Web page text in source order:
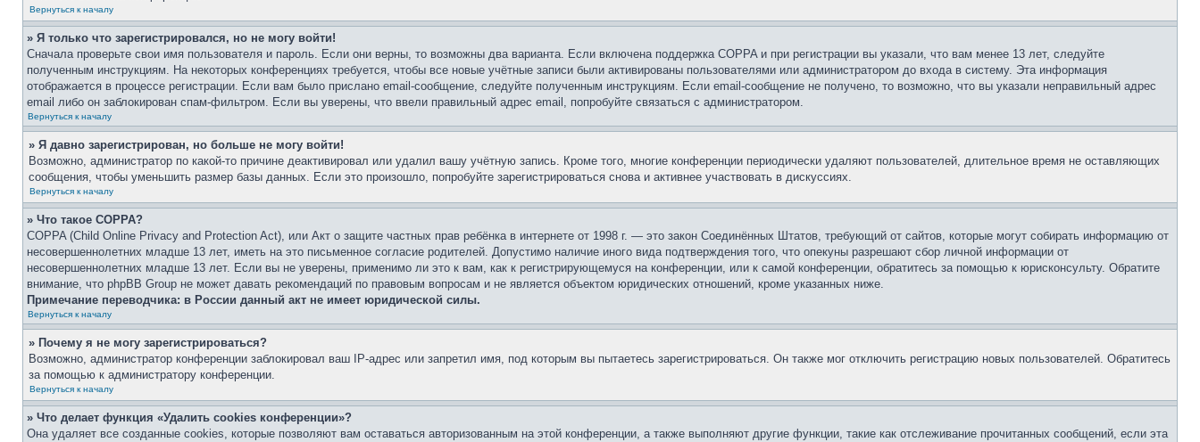
Вернуться к началу
» Я только что зарегистрировался, но не могу войти!
Сначала проверьте свои имя пользователя и пароль. Если они верны, то возможны два варианта. Если включена поддержка COPPA и при регистрации вы указали, что вам менее 13 лет, следуйте
полученным инструкциям. На некоторых конференциях требуется, чтобы все новые учётные записи были активированы пользователями или администратором до входа в систему. Эта информация
отображается в процессе регистрации. Если вам было прислано email-сообщение, следуйте полученным инструкциям. Если email-сообщение не получено, то возможно, что вы указали неправильный адрес
email либо он заблокирован спам-фильтром. Если вы уверены, что ввели правильный адрес email, попробуйте связаться с администратором.
Вернуться к началу
» Я давно зарегистрирован, но больше не могу войти!
Возможно, администратор по какой-то причине деактивировал или удалил вашу учётную запись. Кроме того, многие конференции периодически удаляют пользователей, длительное время не оставляющих
сообщения, чтобы уменьшить размер базы данных. Если это произошло, попробуйте зарегистрироваться снова и активнее участвовать в дискуссиях.
Вернуться к началу
» Что такое COPPA?
COPPA (Child Online Privacy and Protection Act), или Акт о защите частных прав ребёнка в интернете от 1998 г. — это закон Соединённых Штатов, требующий от сайтов, которые могут собирать информацию от
несовершеннолетних младше 13 лет, иметь на это письменное согласие родителей. Допустимо наличие иного вида подтверждения того, что опекуны разрешают сбор личной информации от
несовершеннолетних младше 13 лет. Если вы не уверены, применимо ли это к вам, как к регистрирующемуся на конференции, или к самой конференции, обратитесь за помощью к юрисконсульту. Обратите
внимание, что phpBB Group не может давать рекомендаций по правовым вопросам и не является объектом юридических отношений, кроме указанных ниже.
Примечание переводчика: в России данный акт не имеет юридической силы.
Вернуться к началу
» Почему я не могу зарегистрироваться?
Возможно, администратор конференции заблокировал ваш IP-адрес или запретил имя, под которым вы пытаетесь зарегистрироваться. Он также мог отключить регистрацию новых пользователей. Обратитесь
за помощью к администратору конференции.
Вернуться к началу
» Что делает функция «Удалить cookies конференции»?
Она удаляет все созданные cookies, которые позволяют вам оставаться авторизованным на этой конференции, а также выполняют другие функции, такие как отслеживание прочитанных сообщений, если эта